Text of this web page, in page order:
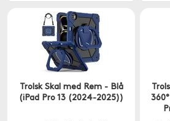
Trolsk Skal med Rem - Blå
(iPad Pro 13 (2024-2025))